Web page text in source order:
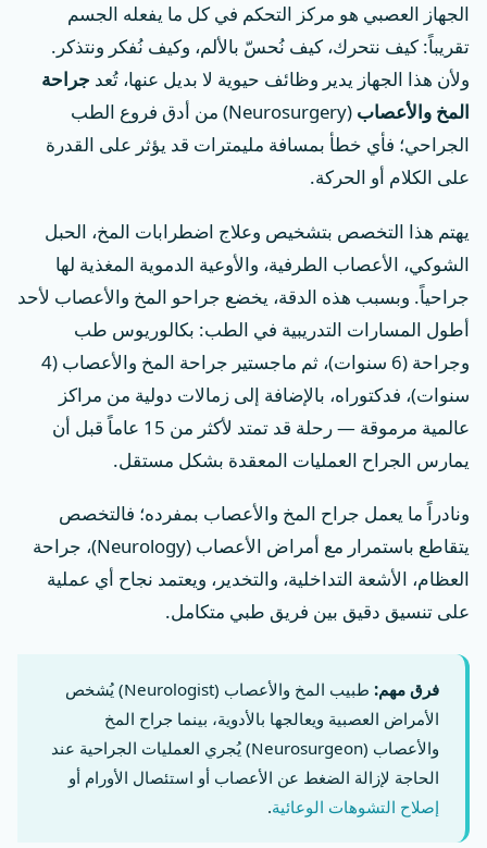
الجهاز العصبي هو مركز التحكم في كل ما يفعله الجسم
تقريباً: كيف نتحرك، كيف نُحسّ بالألم، وكيف نُفكر ونتذكر.
ولأن هذا الجهاز يدير وظائف حيوية لا بديل عنها، تُعد جراحة
المخ والأعصاب
(Neurosurgery) من أدق فروع الطب
الجراحي؛ فأي خطأ بمسافة مليمترات قد يؤثر على القدرة
على الكلام أو الحركة.
يهتم هذا التخصص بتشخيص وعلاج اضطرابات المخ، الحبل
الشوكي، الأعصاب الطرفية، والأوعية الدموية المغذية لها
جراحياً. وبسبب هذه الدقة، يخضع جراحو المخ والأعصاب لأحد
أطول المسارات التدريبية في الطب: بكالوريوس طب
وجراحة (6 سنوات)، ثم ماجستير جراحة المخ والأعصاب (4
سنوات)، فدكتوراه، بالإضافة إلى زمالات دولية من مراكز
عالمية مرموقة — رحلة قد تمتد لأكثر من 15 عاماً قبل أن
يمارس الجراح العمليات المعقدة بشكل مستقل.
ونادراً ما يعمل جراح المخ والأعصاب بمفرده؛ فالتخصص
يتقاطع باستمرار مع أمراض الأعصاب (Neurology)، جراحة
العظام، الأشعة التداخلية، والتخدير، ويعتمد نجاح أي عملية
على تنسيق دقيق بين فريق طبي متكامل.
فرق مهم:
طبيب المخ والأعصاب (Neurologist) يُشخص
الأمراض العصبية ويعالجها بالأدوية، بينما جراح المخ
والأعصاب (Neurosurgeon) يُجري العمليات الجراحية عند
الحاجة لإزالة الضغط عن الأعصاب أو استئصال الأورام أو
إصلاح التشوهات الوعائية.